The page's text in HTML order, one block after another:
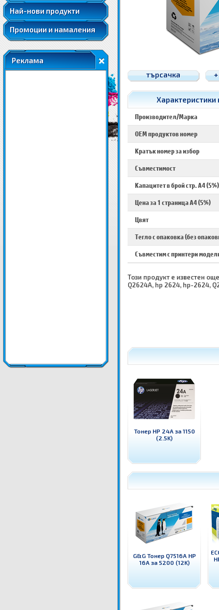
Най-нови продукти
Промоции и намаления
Реклама
търсачка
Характеристики
Производител/Марка
OEM продуктов номер
Кратък номер за избор
Съвместимост
Капацитет в брой стр. A4 (5%)
Цена за 1 страница A4 (5%)
Цвят
Тегло с опаковка (без
Съвместим с принтери
Този продукт е известен
Q2624A, hp 2624, hp-2624,
Тонер HP 24A за 1150
(2.5K)
G&G Тонер Q7516A HP
16A за 5200 (12K)